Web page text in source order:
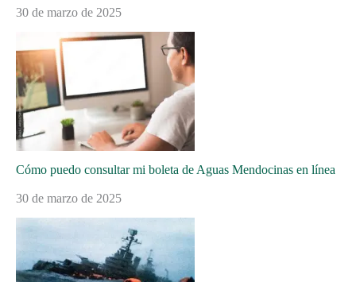
30 de marzo de 2025
Cómo puedo consultar mi boleta de Aguas Mendocinas en línea
30 de marzo de 2025